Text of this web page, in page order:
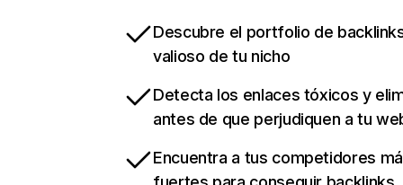
Descubre el portfolio de
valioso de tu nicho
Detecta los enlaces tóxicos y
antes de que perjudiquen a tu
Encuentra a tus competidores